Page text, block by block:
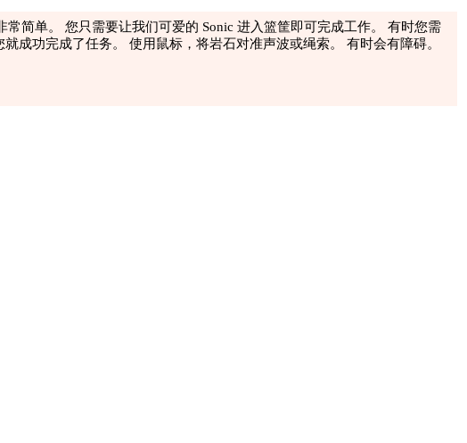
简单。 您只需要让我们可爱的 Sonic 进入篮筐即可完成工作。 有时您需
成功完成了任务。 使用鼠标，将岩石对准声波或绳索。 有时会有障碍。